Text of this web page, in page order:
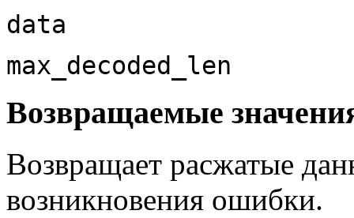
data
max_decoded_len
Возвращаемые
Возвращает расжатые
возникновения ошибки.